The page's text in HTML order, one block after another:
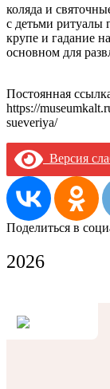
коляда и
с детьми ритуалы
крупе и гадание
основном для
Постоянная
https://
sueveriya/
Версия
Поделиться в
2026